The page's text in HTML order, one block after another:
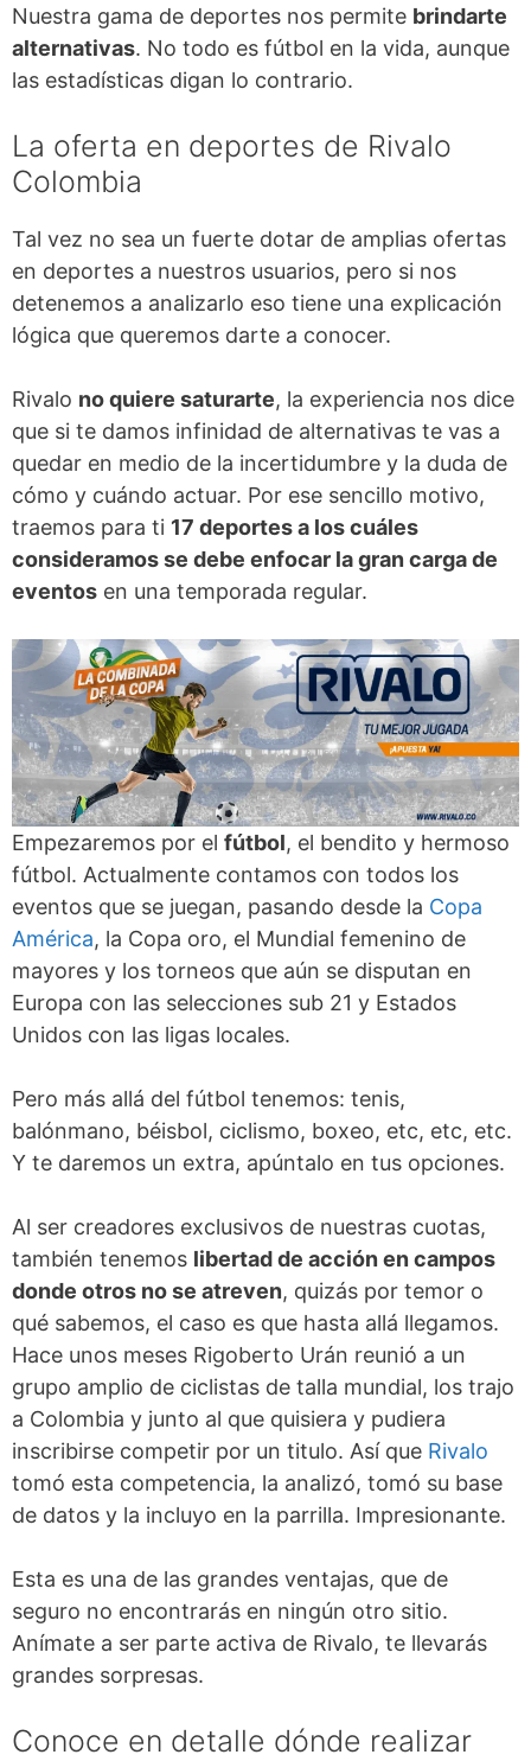
Nuestra gama de deportes nos permite brindarte
alternativas. No todo es fútbol en la vida, aunque
las estadísticas digan lo contrario.
La oferta en deportes de Rivalo
Colombia
Tal vez no sea un fuerte dotar de amplias ofertas
en deportes a nuestros usuarios, pero si nos
detenemos a analizarlo eso tiene una explicación
lógica que queremos darte a conocer.
Rivalo no quiere saturarte, la experiencia nos dice
que si te damos infinidad de alternativas te vas a
quedar en medio de la incertidumbre y la duda de
cómo y cuándo actuar. Por ese sencillo motivo,
traemos para ti 17 deportes a los cuáles
consideramos se debe enfocar la gran carga de
eventos en una temporada regular.
Empezaremos por el fútbol, el bendito y hermoso
fútbol. Actualmente contamos con todos los
eventos que se juegan, pasando desde la Copa
América, la Copa oro, el Mundial femenino de
mayores y los torneos que aún se disputan en
Europa con las selecciones sub 21 y Estados
Unidos con las ligas locales.
Pero más allá del fútbol tenemos: tenis,
balónmano, béisbol, ciclismo, boxeo, etc, etc, etc.
Y te daremos un extra, apúntalo en tus opciones.
Al ser creadores exclusivos de nuestras cuotas,
también tenemos libertad de acción en campos
donde otros no se atreven, quizás por temor o
qué sabemos, el caso es que hasta allá llegamos.
Hace unos meses Rigoberto Urán reunió a un
grupo amplio de ciclistas de talla mundial, los trajo
a Colombia y junto al que quisiera y pudiera
inscribirse competir por un titulo. Así que Rivalo
tomó esta competencia, la analizó, tomó su base
de datos y la incluyo en la parrilla. Impresionante.
Esta es una de las grandes ventajas, que de
seguro no encontrarás en ningún otro sitio.
Anímate a ser parte activa de Rivalo, te llevarás
grandes sorpresas.
Conoce en detalle dónde realizar